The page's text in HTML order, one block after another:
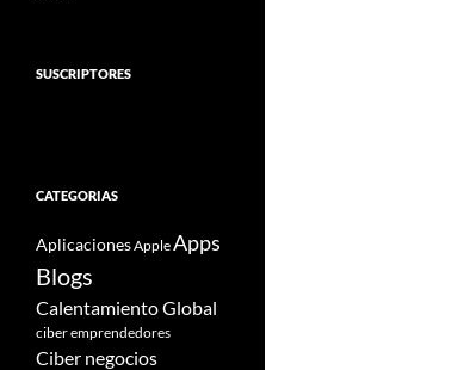
SUSCRIPTORES
CATEGORIAS
Aplicaciones AppleApps
Blogs
Calentamiento Global
ciber emprendedores
Ciber negocios